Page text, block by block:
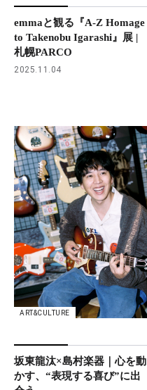
emmaと観る『A-Z Homage
to Takenobu Igarashi』展 |
札幌PARCO
2025.11.04
ART&CULTURE
坂東龍汰×島村楽器｜心を動
かす、“表現する喜び”に出